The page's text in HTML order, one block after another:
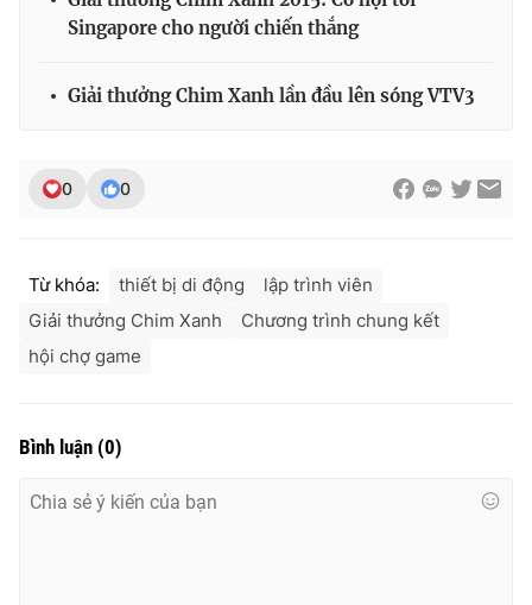
Singapore cho người chiến thắng
Giải thưởng Chim Xanh lần đầu lên sóng VTV3
0 0
Từ khóa: thiết bị di động
lập trình viên
Giải thưởng Chim Xanh
Chương trình chung kết
hội chợ game
Bình luận (0)